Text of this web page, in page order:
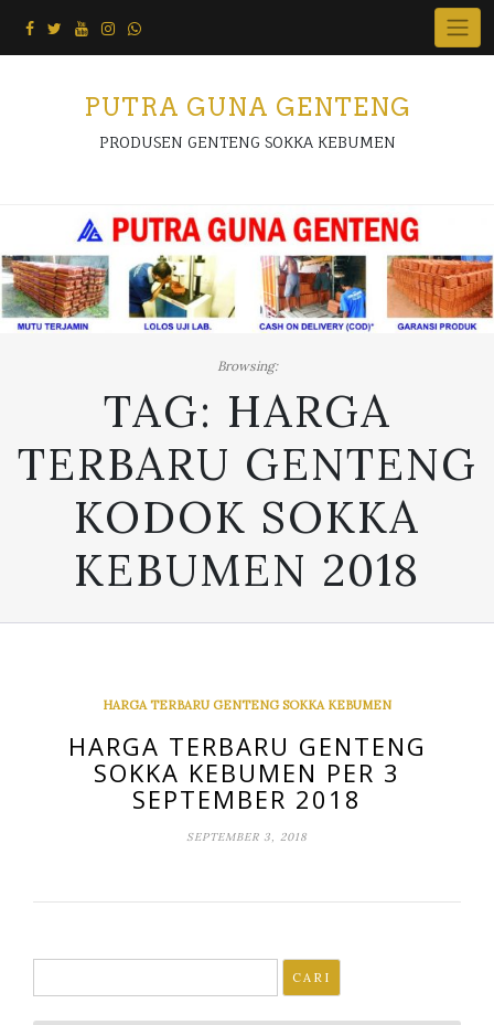
PUTRA GUNA GENTENG
PRODUSEN GENTENG SOKKA KEBUMEN
Browsing:
TAG: HARGA
TERBARU GENTENG
KODOK SOKKA
KEBUMEN 2018
HARGA TERBARU GENTENG SOKKA KEBUMEN
HARGA TERBARU GENTENG
SOKKA KEBUMEN PER 3
SEPTEMBER 2018
SEPTEMBER 3, 2018
untuk: